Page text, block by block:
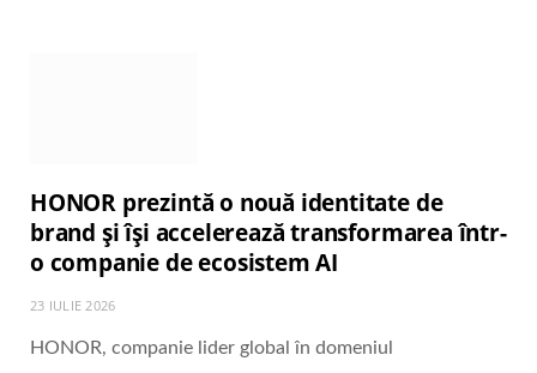
HONOR prezintă o nouă identitate de
brand și își accelerează transformarea într-
o companie de ecosistem AI
23 IULIE 2026
HONOR, companie lider global în domeniul